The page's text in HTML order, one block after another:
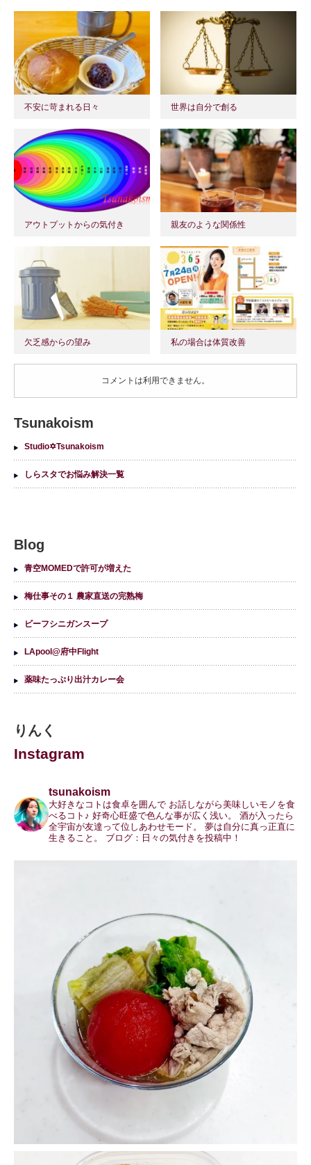
不安に苛まれる日々 世界は自分で創る
アウトプットからの気付き 親友のような関係性
欠乏感からの望み 私の場合は体質改善
コメントは利用できません。
Tsunakoism
Studio✡Tsunakoism
しらスタでお悩み解決一覧
Blog
青空MOMEDで許可が増えた
梅仕事その１ 農家直送の完熟梅
ビーフシニガンスープ
LApool@府中Flight
薬味たっぷり出汁カレー会
りんく
Instagram
tsunakoism
大好きなコトは食卓を囲んで お話しながら美味しいモノを食
べるコト♪ 好奇心旺盛で色んな事が広く浅い。
酒が入ったら
全宇宙が友達って位しあわせモード。
夢は自分に真っ正直に
生きること。
ブログ：日々の気付きを投稿中！